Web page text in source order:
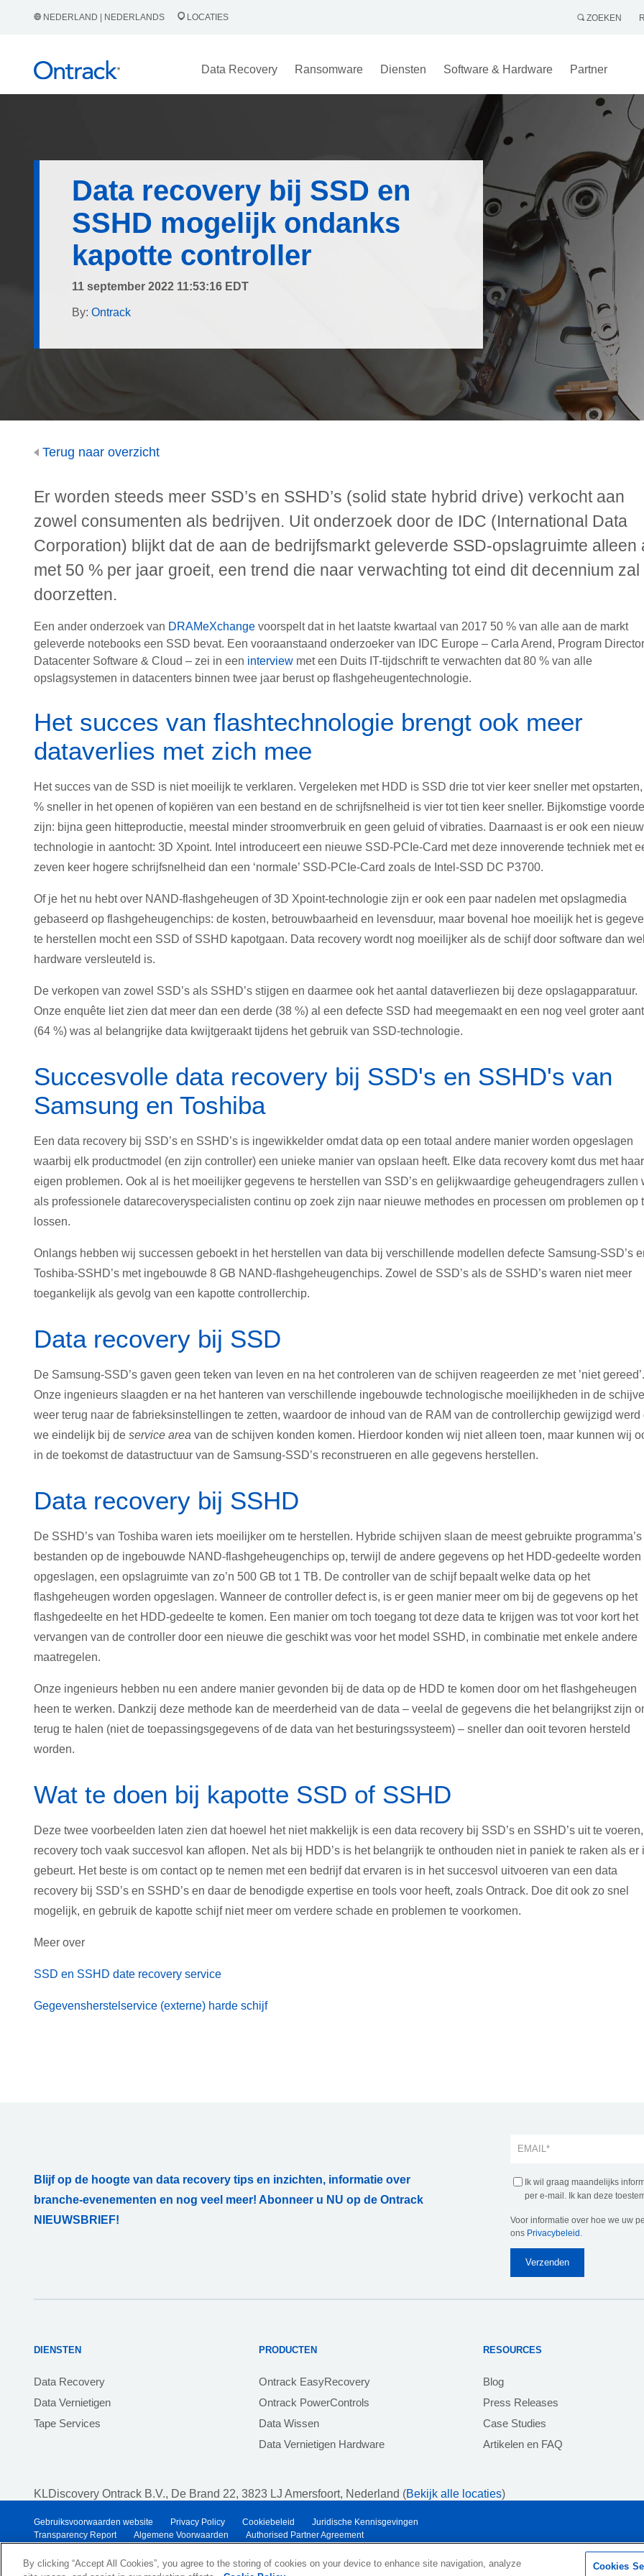
NEDERLAND | NEDERLANDS LOCATIES ZOEKEN
Data Recovery Ransomware Diensten Software & Hardware Partner
Data recovery bij SSD en
SSHD mogelijk ondanks
kapotte controller
11 september 2022 11:53:16 EDT
By: Ontrack
Terug naar overzicht
Er worden steeds meer SSD’s en SSHD’s (solid state hybrid drive) verkocht aan
zowel consumenten als bedrijven. Uit onderzoek door de IDC (International Data
Corporation) blijkt dat de aan de bedrijfsmarkt geleverde SSD-opslagruimte alleen
met 50 % per jaar groeit, een trend die naar verwachting tot eind dit decennium zal
doorzetten.
Een ander onderzoek van DRAMeXchange voorspelt dat in het laatste kwartaal van 2017 50 % van alle aan de markt
geleverde notebooks een SSD bevat. Een vooraanstaand onderzoeker van IDC Europe – Carla Arend, Program Director
Datacenter Software & Cloud – zei in een interview met een Duits IT-tijdschrift te verwachten dat 80 % van alle
opslagsystemen in datacenters binnen twee jaar berust op flashgeheugentechnologie.
Het succes van flashtechnologie brengt ook meer
dataverlies met zich mee
Het succes van de SSD is niet moeilijk te verklaren. Vergeleken met HDD is SSD drie tot vier keer sneller met
% sneller in het openen of kopiëren van een bestand en de schrijfsnelheid is vier tot tien keer sneller. Bijkomstige
zijn: bijna geen hitteproductie, meestal minder stroomverbruik en geen geluid of vibraties. Daarnaast is er ook een
technologie in aantocht: 3D Xpoint. Intel introduceert een nieuwe SSD-PCIe-Card met deze innoverende techniek met
zeven keer hogere schrijfsnelheid dan een ‘normale’ SSD-PCIe-Card zoals de Intel-SSD DC P3700.
Of je het nu hebt over NAND-flashgeheugen of 3D Xpoint-technologie zijn er ook een paar nadelen met opslagmedia
gebaseerd op flashgeheugenchips: de kosten, betrouwbaarheid en levensduur, maar bovenal hoe moeilijk het is
te herstellen mocht een SSD of SSHD kapotgaan. Data recovery wordt nog moeilijker als de schijf door software dan wel
hardware versleuteld is.
De verkopen van zowel SSD’s als SSHD’s stijgen en daarmee ook het aantal dataverliezen bij deze opslagapparatuur.
Onze enquête liet zien dat meer dan een derde (38 %) al een defecte SSD had meegemaakt en een nog veel groter
(64 %) was al belangrijke data kwijtgeraakt tijdens het gebruik van SSD-technologie.
Succesvolle data recovery bij SSD's en SSHD's van
Samsung en Toshiba
Een data recovery bij SSD’s en SSHD’s is ingewikkelder omdat data op een totaal andere manier worden opgeslagen
waarbij elk productmodel (en zijn controller) een unieke manier van opslaan heeft. Elke data recovery komt dus met haar
eigen problemen. Ook al is het moeilijker gegevens te herstellen van SSD’s en gelijkwaardige geheugendragers zullen
als professionele datarecoveryspecialisten continu op zoek zijn naar nieuwe methodes en processen om problemen op
lossen.
Onlangs hebben wij successen geboekt in het herstellen van data bij verschillende modellen defecte Samsung-SSD’s
Toshiba-SSHD’s met ingebouwde 8 GB NAND-flashgeheugenchips. Zowel de SSD’s als de SSHD’s waren niet meer
toegankelijk als gevolg van een kapotte controllerchip.
Data recovery bij SSD
De Samsung-SSD’s gaven geen teken van leven en na het controleren van de schijven reageerden ze met ’niet gereed’.
Onze ingenieurs slaagden er na het hanteren van verschillende ingebouwde technologische moeilijkheden in de
weer terug naar de fabrieksinstellingen te zetten, waardoor de inhoud van de RAM van de controllerchip gewijzigd werd
we eindelijk bij de service area van de schijven konden komen. Hierdoor konden wij niet alleen toen, maar kunnen wij
in de toekomst de datastructuur van de Samsung-SSD’s reconstrueren en alle gegevens herstellen.
Data recovery bij SSHD
De SSHD’s van Toshiba waren iets moeilijker om te herstellen. Hybride schijven slaan de meest gebruikte programma’s
bestanden op de ingebouwde NAND-flashgeheugenchips op, terwijl de andere gegevens op het HDD-gedeelte worden
opgeslagen, een opslagruimte van zo’n 500 GB tot 1 TB. De controller van de schijf bepaalt welke data op het
flashgeheugen worden opgeslagen. Wanneer de controller defect is, is er geen manier meer om bij de gegevens op het
flashgedeelte en het HDD-gedeelte te komen. Een manier om toch toegang tot deze data te krijgen was tot voor kort het
vervangen van de controller door een nieuwe die geschikt was voor het model SSHD, in combinatie met enkele andere
maatregelen.
Onze ingenieurs hebben nu een andere manier gevonden bij de data op de HDD te komen door om het flashgeheugen
heen te werken. Dankzij deze methode kan de meerderheid van de data – veelal de gegevens die het belangrijkst zijn
terug te halen (niet de toepassingsgegevens of de data van het besturingssysteem) – sneller dan ooit tevoren hersteld
worden.
Wat te doen bij kapotte SSD of SSHD
Deze twee voorbeelden laten zien dat hoewel het niet makkelijk is een data recovery bij SSD’s en SSHD’s uit te
recovery toch vaak succesvol kan aflopen. Net als bij HDD’s is het belangrijk te onthouden niet in paniek te raken als er
gebeurt. Het beste is om contact op te nemen met een bedrijf dat ervaren is in het succesvol uitvoeren van een data
recovery bij SSD’s en SSHD’s en daar de benodigde expertise en tools voor heeft, zoals Ontrack. Doe dit ook zo snel
mogelijk, en gebruik de kapotte schijf niet meer om verdere schade en problemen te voorkomen.
Meer over
SSD en SSHD date recovery service
Gegevensherstelservice (externe) harde schijf
Blijf op de hoogte van data recovery tips en inzichten, informatie over
branche-evenementen en nog veel meer! Abonneer u NU op de Ontrack
NIEUWSBRIEF!
Ik wil graag maandelijks
per e-mail. Ik kan deze
Voor informatie over hoe we uw
ons Privacybeleid.
DIENSTEN
Data Recovery
Data Vernietigen
Tape Services
PRODUCTEN
Ontrack EasyRecovery
Ontrack PowerControls
Data Wissen
Data Vernietigen Hardware
RESOURCES
Blog
Press Releases
Case Studies
Artikelen en FAQ
KLDiscovery Ontrack B.V., De Brand 22, 3823 LJ Amersfoort, Nederland (Bekijk alle locaties)
Gebruiksvoorwaarden website Privacy Policy Cookiebeleid
Juridische Kennisgevingen
Transparency Report
Algemene Voorwaarden Authorised Partner Agreement
© 2026 KLDiscovery Ontrack - All Rights Reserved.
By clicking “Accept All Cookies”, you agree to the storing of cookies on your device to enhance site navigation, analyze
Cookies